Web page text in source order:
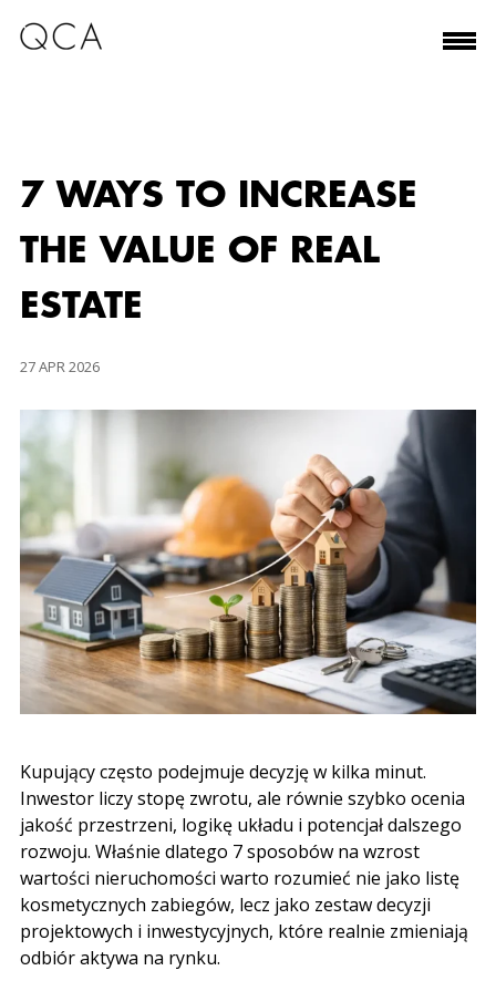
7 WAYS TO INCREASE
THE VALUE OF REAL
ESTATE
27 APR 2026
Kupujący często podejmuje decyzję w kilka minut.
Inwestor liczy stopę zwrotu, ale równie szybko ocenia
jakość przestrzeni, logikę układu i potencjał dalszego
rozwoju. Właśnie dlatego 7sposobów na wzrost
wartości nieruchomości warto rozumieć nie jako listę
kosmetycznych zabiegów, lecz jako zestaw decyzji
projektowych i inwestycyjnych, które realnie zmieniają
odbiór aktywa na rynku.